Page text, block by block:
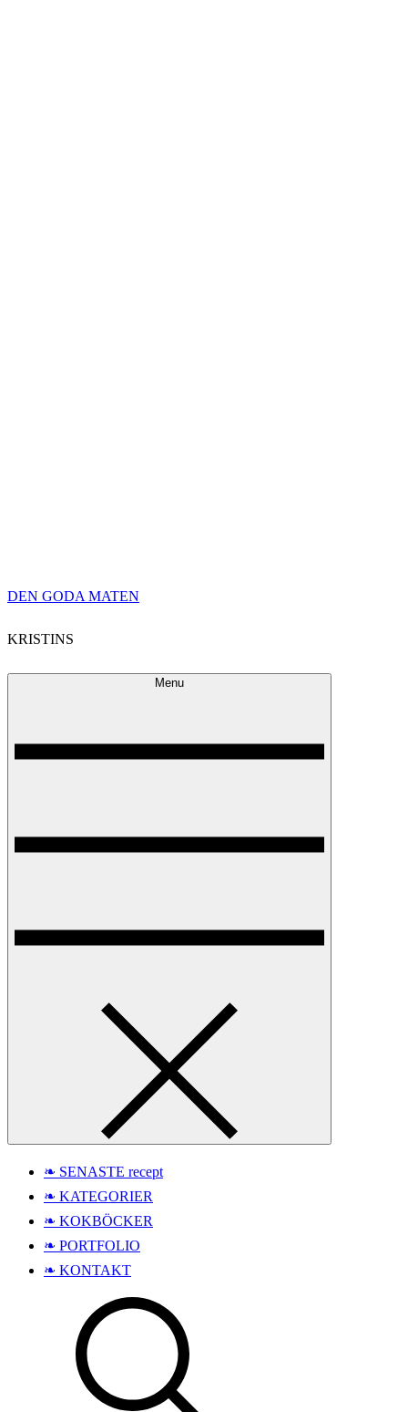
Skip
content
DEN GODA MATEN
KRISTINS
Menu
❧ SENASTE recept
❧ KATEGORIER
❧ KOKBÖCKER
❧ PORTFOLIO
❧ KONTAKT